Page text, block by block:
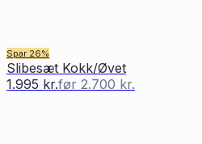
Spar 26%
Slibesæt Kokk/Øvet
1.995 kr.før 2.700 kr.